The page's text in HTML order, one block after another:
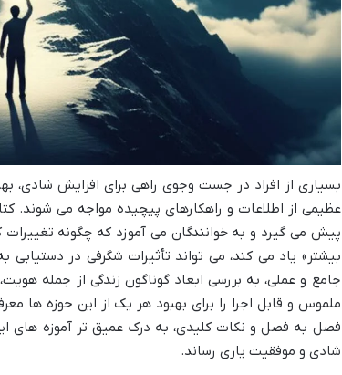
بسیاری از افراد در جست وجوی راهی برای افزایش شادی،
عظیمی از اطلاعات و راهکارهای پیچیده مواجه می شوند.
پیش می گیرد و به خوانندگان می آموزد که چگونه
بیشتر» یاد می کند، می تواند تأثیرات شگرفی در
جامع و عملی، به بررسی ابعاد گوناگون زندگی از جمله
ملموس و قابل اجرا را برای بهبود هر یک از این حوزه ها
فصل به فصل و نکات کلیدی، به درک عمیق تر آموزه های
شادی و موفقیت یاری رساند.